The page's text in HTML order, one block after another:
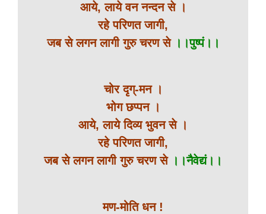
आये, लाये वन नन्दन से ।
रहे परिणत जागी,
जब से लगन लागी गुरु चरण से।।पुष्पं।।
चोर दृग्-मन ।
भोग छप्पन ।
आये, लाये दिव्य भुवन से ।
रहे परिणत जागी,
जब से लगन लागी गुरु चरण से।।नैवेद्यं।।
मण-मोति धन !